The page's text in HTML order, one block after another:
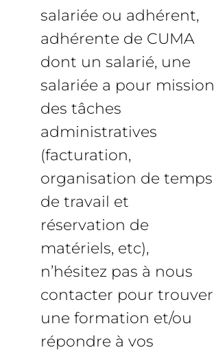
salariée ou adhérent,
adhérente de CUMA
dont un salarié, une
salariée a pour mission
des tâches
administratives
(facturation,
organisation de temps
de travail et
réservation de
matériels, etc),
n’hésitez pas à nous
contacter pour trouver
une formation et/ou
répondre à vos